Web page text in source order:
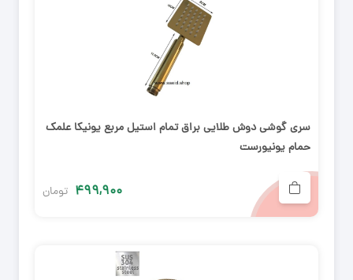
سری گوشی دوش طلایی براق تمام استیل مربع یونیکا علمک
حمام یونیورست
۴۹۹,۹۰۰ تومان